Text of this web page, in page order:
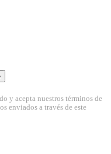
y acepta nuestros términos de
enviados a través de este